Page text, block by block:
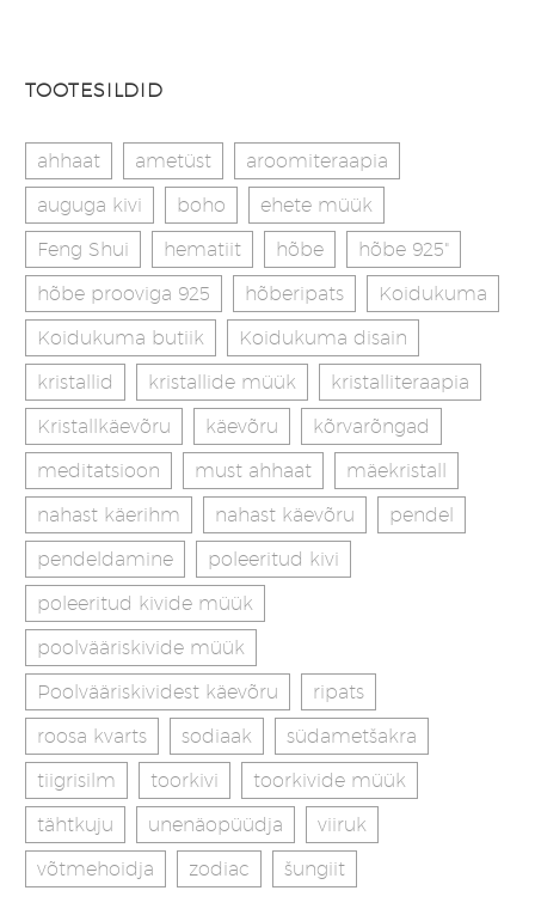
TOOTESILDID
ahhaat ametüst
aroomiteraapia
auguga kivi
boho
ehete müük
Feng Shui
hematiit hõbe
hõbe 925"
hõbe prooviga 925
hõberipats
Koidukuma
Koidukuma butiik
Koidukuma disain
kristallid
kristallide müük
kristalliteraapia
Kristallkäevõru
käevõru
kõrvarõngad
meditatsioon
must ahhaat
mäekristall
nahast käerihm
nahast käevõru
pendel
pendeldamine
poleeritud kivi
poleeritud kivide müük
poolvääriskivide müük
Poolvääriskividest käevõru
ripats
roosa kvarts
sodiaak
südametšakra
tiigrisilm
toorkivi
toorkivide müük
tähtkuju
unenäopüüdja
viiruk
võtmehoidja
zodiac šungiit